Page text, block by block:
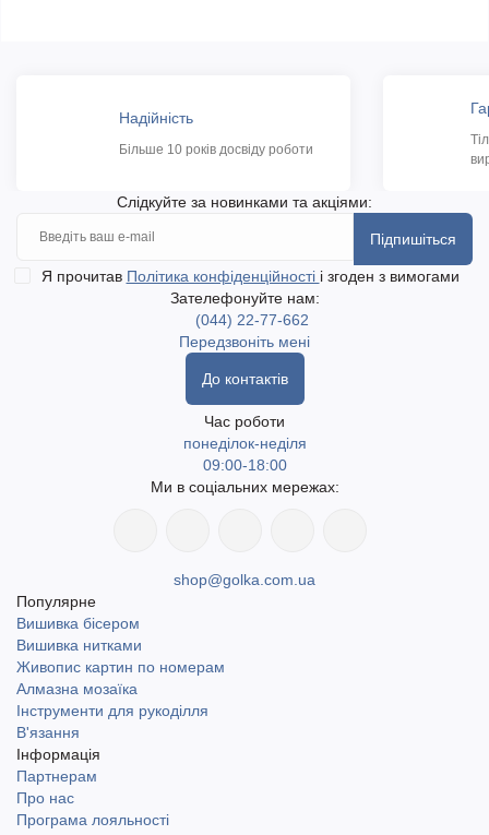
Надійність
Більше 10 років досвіду роботи
Слідкуйте за новинками та акціями:
Підпишіться
Я прочитав Політика конфіденційності і згоден з вимогами
Зателефонуйте нам:
(044) 22-77-662
Передзвоніть мені
До контактів
Час роботи
понеділок-неділя
09:00-18:00
Ми в соціальних мережах:
shop@golka.com.ua
Популярне
Вишивка бісером
Вишивка нитками
Живопис картин по номерам
Алмазна мозаїка
Інструменти для рукоділля
В'язання
Інформація
Партнерам
Про нас
Програма лояльності